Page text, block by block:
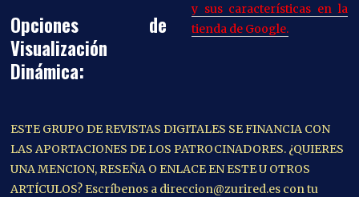
Opciones de
Visualización
Dinámica:
y sus características en la
tienda de Google.
ESTE GRUPO DE REVISTAS DIGITALES SE FINANCIA CON
LAS APORTACIONES DE LOS PATROCINADORES. ¿QUIERES
UNA MENCION, RESEÑA O ENLACE EN ESTE U OTROS
ARTÍCULOS? Escríbenos a direccion@zurired.es con tu